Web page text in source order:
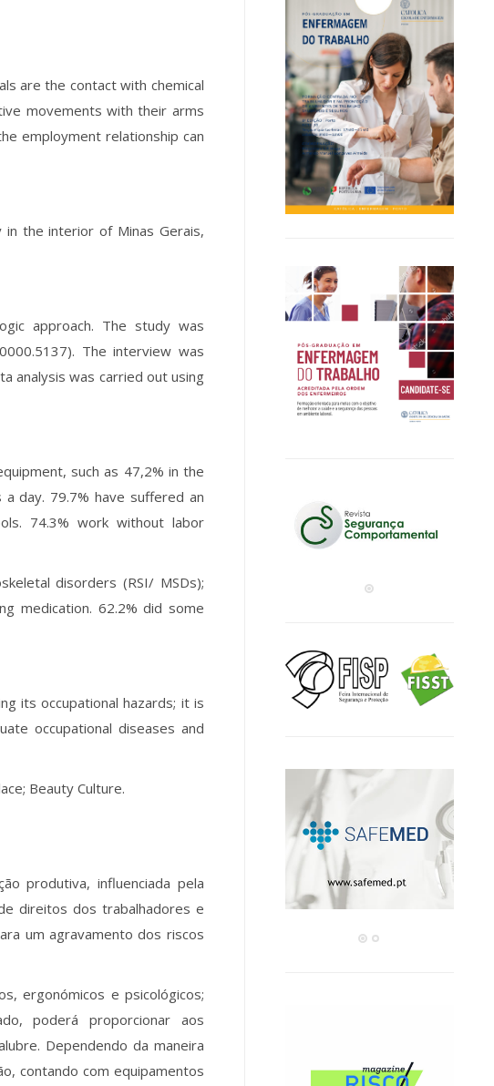
are the contact with chemical
movements with their arms
employment relationship can
the interior of Minas Gerais,
approach. The study was
The interview was
analysis was carried out using
such as 47,2% in the
day. 79.7% have suffered an
74.3% work without labor
disorders (RSI/ MSDs);
medication. 62.2% did some
its occupational hazards; it is
occupational diseases and
Beauty Culture.
produtiva, influenciada pela
direitos dos trabalhadores e
um agravamento dos riscos
ergonómicos e psicológicos;
poderá proporcionar aos
Dependendo da maneira
contando com equipamentos